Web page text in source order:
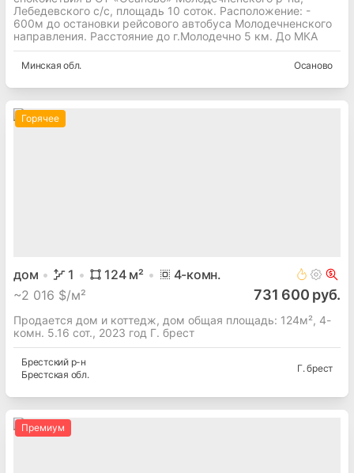
Лебедевского с/с, площадь 10 соток. Расположение: -
600м до остановки рейсового автобуса Молодечненского
направления. Расстояние до г.Молодечно 5 км. До МКА
Минская обл. Осаново
Горячее
дом 1 124м² 4-комн.
~2 016 $/м² 731 600 руб.
Продается дом и коттедж, дом общая площадь: 124м², 4-
комн. 5.16 сот., 2023 год Г. брест
Брестский р-н
Брестская обл.
Г. брест
Премиум